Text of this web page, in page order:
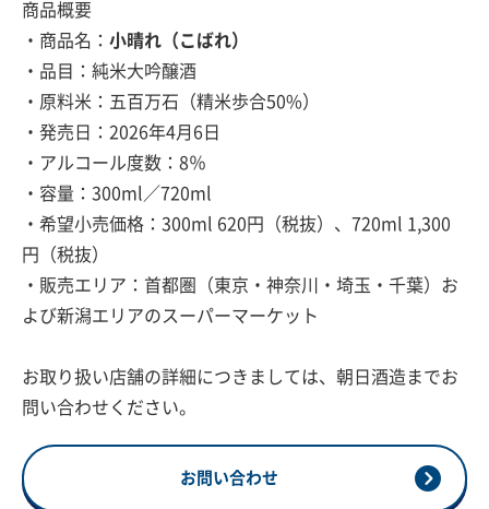
商品概要
・商品名： 小晴れ（こばれ）
・品目：純米大吟醸酒
・原料米：五百万石（精米歩合50%）
・発売日：2026年4月6日
・アルコール度数：8％
・容量：300ml／720ml
・希望小売価格：300ml 620円（税抜）、720ml 1,300
円（税抜）
・販売エリア：首都圏（東京・神奈川・埼玉・千葉）お
よび新潟エリアのスーパーマーケット
お取り扱い店舗の詳細につきましては、朝日酒造までお
問い合わせください。
お問い合わせ